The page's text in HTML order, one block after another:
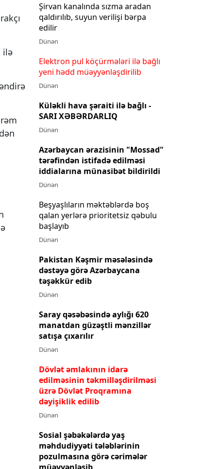
ilə
Şirvan kanalında sızma aradan
qaldırılıb, suyun verilişi bərpa
edilir
Dünən
Elektron pul köçürmələri ilə bağlı
yeni hədd müəyyənləşdirilib
Dünən
Küləkli hava şəraiti ilə bağlı -
SARI XƏBƏRDARLIQ
Dünən
Azərbaycan ərazisinin "Mossad"
tərəfindən istifadə edilməsi
iddialarına münasibət bildirildi
Dünən
Beşyaşlıların məktəblərdə boş
qalan yerlərə prioritetsiz qəbulu
başlayıb
Dünən
Pakistan Kəşmir məsələsində
dəstəyə görə Azərbaycana
təşəkkür edib
Dünən
Saray qəsəbəsində aylığı 620
manatdan güzəştli mənzillər
satışa çıxarılır
Dünən
Dövlət əmlakının idarə
edilməsinin təkmilləşdirilməsi
üzrə Dövlət Proqramına
dəyişiklik edilib
Dünən
Sosial şəbəkələrdə yaş
məhdudiyyəti tələblərinin
pozulmasına görə cərimələr